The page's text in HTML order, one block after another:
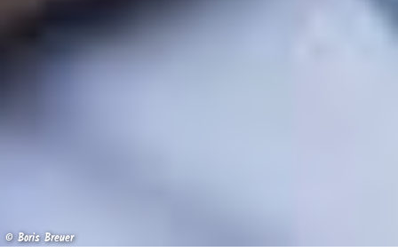
© Boris Breuer